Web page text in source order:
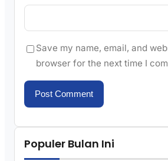
Save my name, email, and
browser for the next time I
Populer Bulan Ini